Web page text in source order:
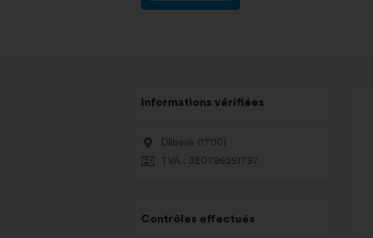
Informations vérifiées
Dilbeek (1700)
TVA : BE0786291797
Contrôles effectués